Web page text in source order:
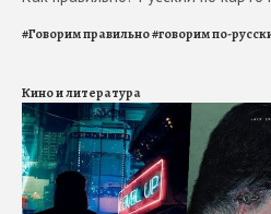
#Говорим правильно#говорим по-
Кино и литература